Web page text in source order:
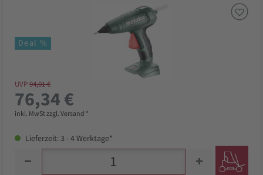
Deal %
UVP94,01 €
76,34 €
inkl. MwSt zzgl. Versand *
Lieferzeit: 3 - 4 Werktage*